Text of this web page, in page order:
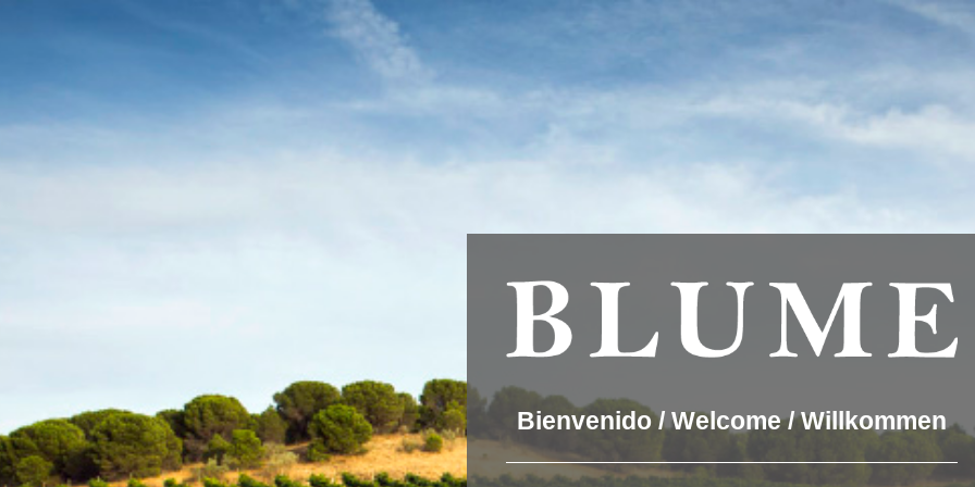
UNSERE WEINE BLUME &
Winery Toro
< Bodega de Toro
Wir verwenden Cookies, um dir die bestmögliche Erfahrung auf unserer Website zu bieten.
You can find out more about which cookies we are using or switch them off in
Bienvenido / Welcome / Willkommen